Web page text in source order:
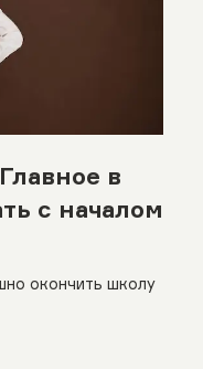
в
с началом
окончить школу